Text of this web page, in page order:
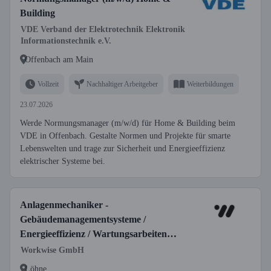
Building
VDE Verband der Elektrotechnik Elektronik
Informationstechnik e.V.
Offenbach am Main
Vollzeit Nachhaltiger Arbeitgeber Weiterbildungen
23.07.2026
Werde Normungsmanager (m/w/d) für Home & Building beim
VDE in Offenbach. Gestalte Normen und Projekte für smarte
Lebenswelten und trage zur Sicherheit und Energieeffizienz
elektrischer Systeme bei.
Anlagenmechaniker -
Gebäudemanagementsysteme /
Energieeffizienz / Wartungsarbeiten
(m/w/d)
Workwise GmbH
Löhne